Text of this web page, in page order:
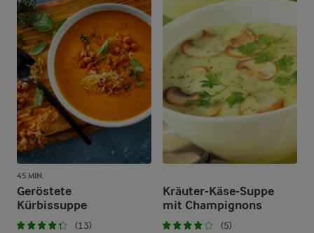
45 MIN.
Geröstete
Kürbissuppe
(13)
Kräuter-Käse-Suppe
mit Champignons
(5)